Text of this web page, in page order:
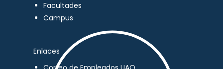
Facultades
Campus
Enlaces